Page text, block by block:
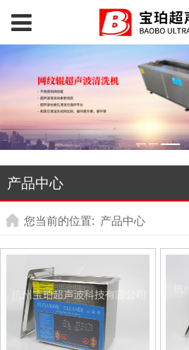
产品中心
您当前的位置: 产品中心